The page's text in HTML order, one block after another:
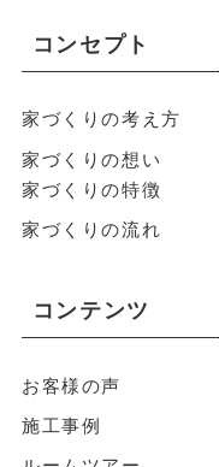
コンセプト
家づくりの考え方
家づくりの想い
家づくりの特徴
家づくりの流れ
コンテンツ
お客様の声
施工事例